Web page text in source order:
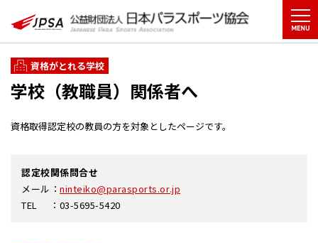
資格がとれる学校
学校（教職員）関係者へ
資格取得認定校の教員の方を対象としたページです。
認定校関係問合せ
メール ：ninteiko@parasports.or.jp
TEL
：03-5695-5420